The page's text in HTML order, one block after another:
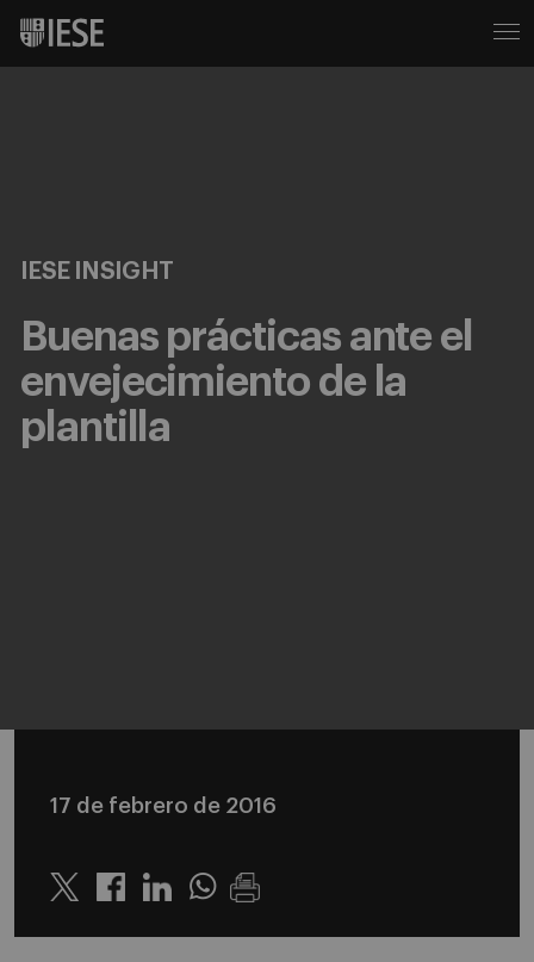
IESE INSIGHT
Buenas prácticas ante el
envejecimiento de la
plantilla
17 de febrero de 2016
Twitter LinkedinWhatsapp